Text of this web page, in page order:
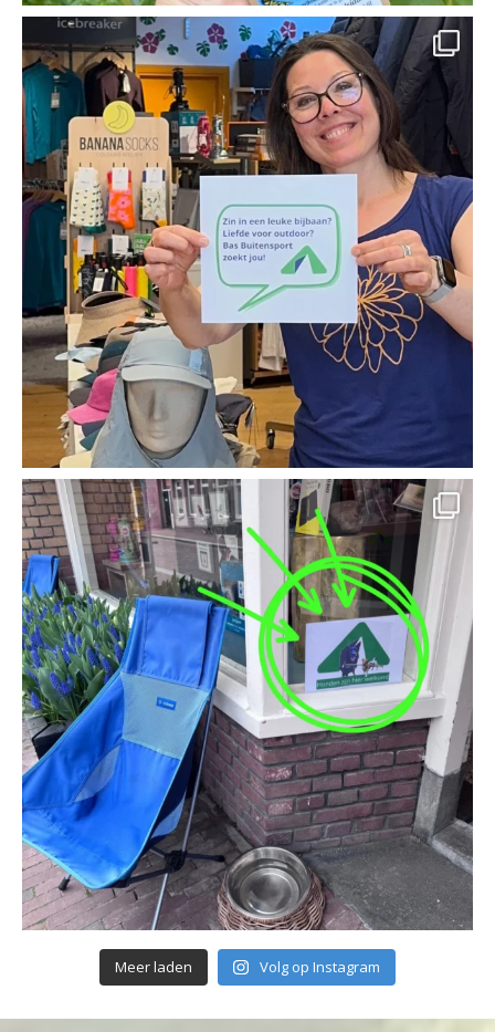
Meer laden Volg op Instagram